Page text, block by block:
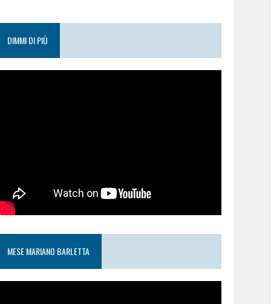
DIMMI DI PIÙ
MESE MARIANO BARLETTA